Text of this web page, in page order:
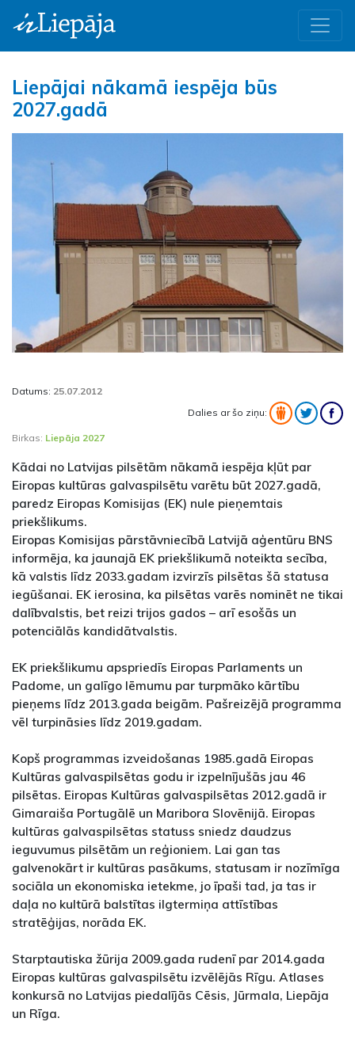
Liepājai nākamā iespēja būs
2027.gadā
Datums: 25.07.2012
Dalies ar šo ziņu:
Birkas: Liepāja 2027
Kādai no Latvijas pilsētām nākamā iespēja kļūt par
Eiropas kultūras galvaspilsētu varētu būt 2027.gadā,
paredz Eiropas Komisijas (EK) nule pieņemtais
priekšlikums.
Eiropas Komisijas pārstāvniecībā Latvijā aģentūru BNS
informēja, ka jaunajā EK priekšlikumā noteikta secība,
kā valstis līdz 2033.gadam izvirzīs pilsētas šā statusa
iegūšanai. EK ierosina, ka pilsētas varēs nominēt ne tikai
dalībvalstis, bet reizi trijos gados – arī esošās un
potenciālās kandidātvalstis.
EK priekšlikumu apspriedīs Eiropas Parlaments un
Padome, un galīgo lēmumu par turpmāko kārtību
pieņems līdz 2013.gada beigām. Pašreizējā programma
vēl turpināsies līdz 2019.gadam.
Kopš programmas izveidošanas 1985.gadā Eiropas
Kultūras galvaspilsētas godu ir izpelnījušās jau 46
pilsētas. Eiropas Kultūras galvaspilsētas 2012.gadā ir
Gimaraiša Portugālē un Maribora Slovēnijā. Eiropas
kultūras galvaspilsētas statuss sniedz daudzus
ieguvumus pilsētām un reģioniem. Lai gan tas
galvenokārt ir kultūras pasākums, statusam ir nozīmīga
sociāla un ekonomiska ietekme, jo īpaši tad, ja tas ir
daļa no kultūrā balstītas ilgtermiņa attīstības
stratēģijas, norāda EK.
Starptautiska žūrija 2009.gada rudenī par 2014.gada
Eiropas kultūras galvaspilsētu izvēlējās Rīgu. Atlases
konkursā no Latvijas piedalījās Cēsis, Jūrmala, Liepāja
un Rīga.